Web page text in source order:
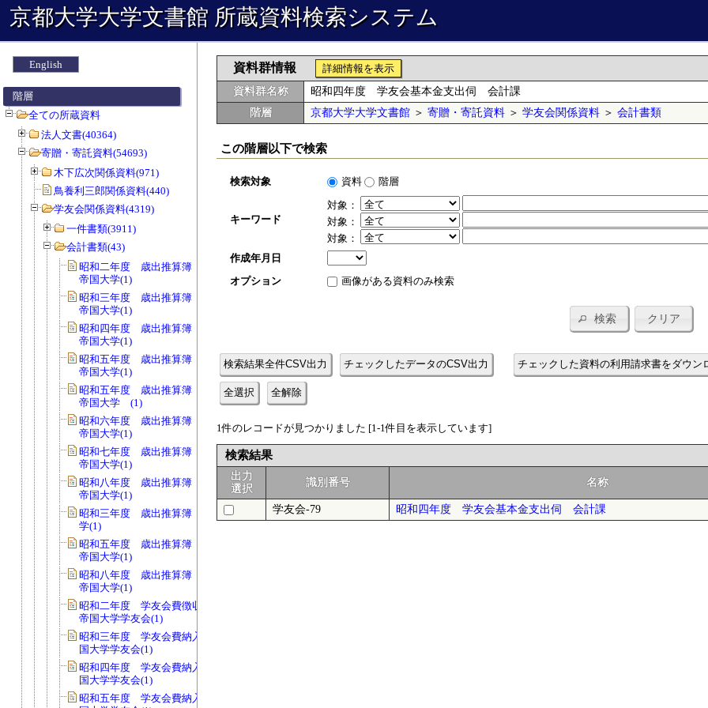
京都大学大学文書館 所蔵資料検索システム
English
階層
全ての所蔵資料
法人文書(40364)
寄贈・寄託資料(54693)
木下広次関係資料(971)
鳥養利三郎関係資料(440)
学友会関係資料(4319)
一件書類(3911)
会計書類(43)
昭和二年度 歳出推算簿 会費 京都
帝国大学(1)
昭和三年度 歳出推算簿 会費 京都
帝国大学(1)
昭和四年度 歳出推算簿 会費 京都
帝国大学(1)
昭和五年度 歳出推算簿 会費 京都
帝国大学(1)
昭和五年度 歳出推算簿 会費 京都
帝国大学 (1)
昭和六年度 歳出推算簿 会費 京都
帝国大学(1)
昭和七年度 歳出推算簿 会費 京都
帝国大学(1)
昭和八年度 歳出推算簿 会費 京都
帝国大学(1)
昭和三年度 歳出推算簿 京都帝国大
学(1)
昭和五年度 歳出推算簿 校費 京都
帝国大学(1)
昭和八年度 歳出推算簿 校費 京都
帝国大学(1)
昭和二年度 学友会費徴収台帳 京都
帝国大学学友会(1)
昭和三年度 学友会費納入簿 京都帝
国大学学友会(1)
昭和四年度 学友会費納入簿 京都帝
国大学学友会(1)
昭和五年度 学友会費納入簿 京都帝
資料群情報
詳細情報を表示
資料群名称
昭和四年度 学友会基本金支出伺 会計課
階層
京都大学大学文書館 ＞ 寄贈・寄託資料 ＞ 学友会関係資料 ＞ 会計書類
この階層以下で検索
検索対象 資料 階層
キーワード
対象：
対象：
対象：
作成年月日
オプション
画像がある資料のみ検索
検索 クリア
検索結果全件CSV出力 チェックしたデータのCSV出力 チェックした資料の利用請求書をダウン
全選択 全解除
1件のレコードが見つかりました [1-1件目を表示しています]
検索結果
出力
選択
識別番号 名称
学友会-79 昭和四年度 学友会基本金支出伺 会計課